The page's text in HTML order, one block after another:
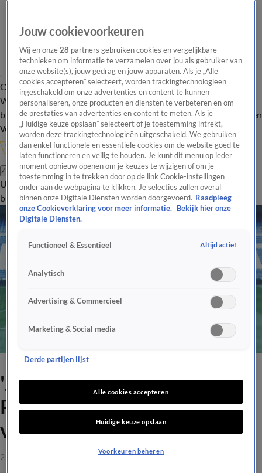
Overzicht Onze programma's Uitzendingen Onze gezichten
In de
WandelgangenInterviewsUitzending
bijwonenPodcastShopVeelgestelde vragenKijkersvraag insturen
Volg Vandaag Inside
Zoeken
UitzendingenVandaag InsideDe OranjezomerShopUitzending
bijwonen
'Juventus, FC Barcelona en
Real Madrid zetten plannen
voor Super League door'
2 sep 2021, 10:57
Jouw cookievoorkeuren
Wij en onze28 partners gebruiken cookies en vergelijkbare
technieken om informatie te verzamelen over jou als gebruiker van
onze website(s), jouw gedrag en jouw apparaten. Als je „Alle
cookies accepteren” selecteert, worden trackingtechnologieën
ingeschakeld om onze advertenties en content te kunnen
personaliseren, onze producten en diensten te verbeteren en om
de prestaties van advertenties en content te meten. Als je
„Huidige keuze opslaan” selecteert of je toestemming intrekt,
worden deze trackingtechnologieën uitgeschakeld. We gebruiken
dan enkel functionele en essentiële cookies om de website goed te
laten functioneren en veilig te houden. Je kunt dit menu op ieder
moment opnieuw openen om je keuzes te wijzigen of om je
toestemming in te trekken door op de link Cookie-instellingen
onder aan de webpagina te klikken. Je selecties zullen overal
binnen onze Digitale Diensten worden doorgevoerd. Raadpleeg
onze Cookieverklaring voor meer informatie.
Bekijk hier onze
Digitale Diensten.
Functioneel & Essentieel Altijd actief
Analytisch
Advertising & Commercieel
Marketing & Social media
Derde partijen lijst
Alle cookies accepteren
Huidige keuze opslaan
Voorkeuren beheren